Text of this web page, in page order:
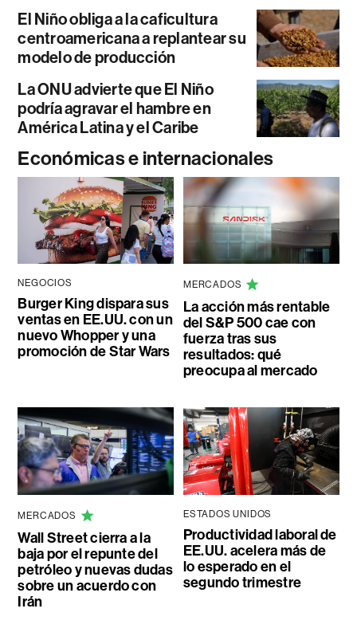
El Niño obliga a la caficultura
centroamericana a replantear su
modelo de producción
La ONU advierte que El Niño
podría agravar el hambre en
América Latina y el Caribe
Económicas e internacionales
NEGOCIOS
Burger King dispara sus
ventas en EE.UU. con un
nuevo Whopper y una
promoción de Star Wars
MERCADOS
La acción más rentable
del S&P 500 cae con
fuerza tras sus
resultados: qué
preocupa al mercado
MERCADOS
Wall Street cierra a la
baja por el repunte del
petróleo y nuevas dudas
sobre un acuerdo con
Irán
ESTADOS UNIDOS
Productividad laboral de
EE.UU. acelera más de
lo esperado en el
segundo trimestre